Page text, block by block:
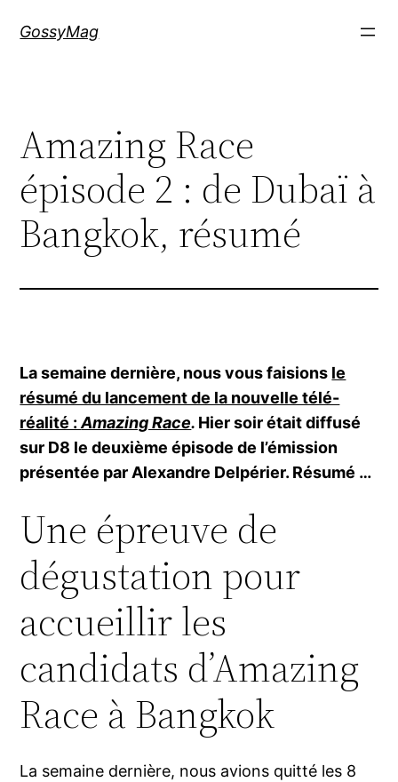
GossyMag
Amazing Race
épisode 2 : de Dubaï à
Bangkok, résumé
La semaine dernière, nous vous faisions le
résumé du lancement de la nouvelle télé-
réalité :Amazing Race. Hier soir était diffusé
sur D8 le deuxième épisode de l’émission
présentée par Alexandre Delpérier. Résumé …
Une épreuve de
dégustation pour
accueillir les
candidats d’Amazing
Race à Bangkok
La semaine dernière, nous avions quitté les 8